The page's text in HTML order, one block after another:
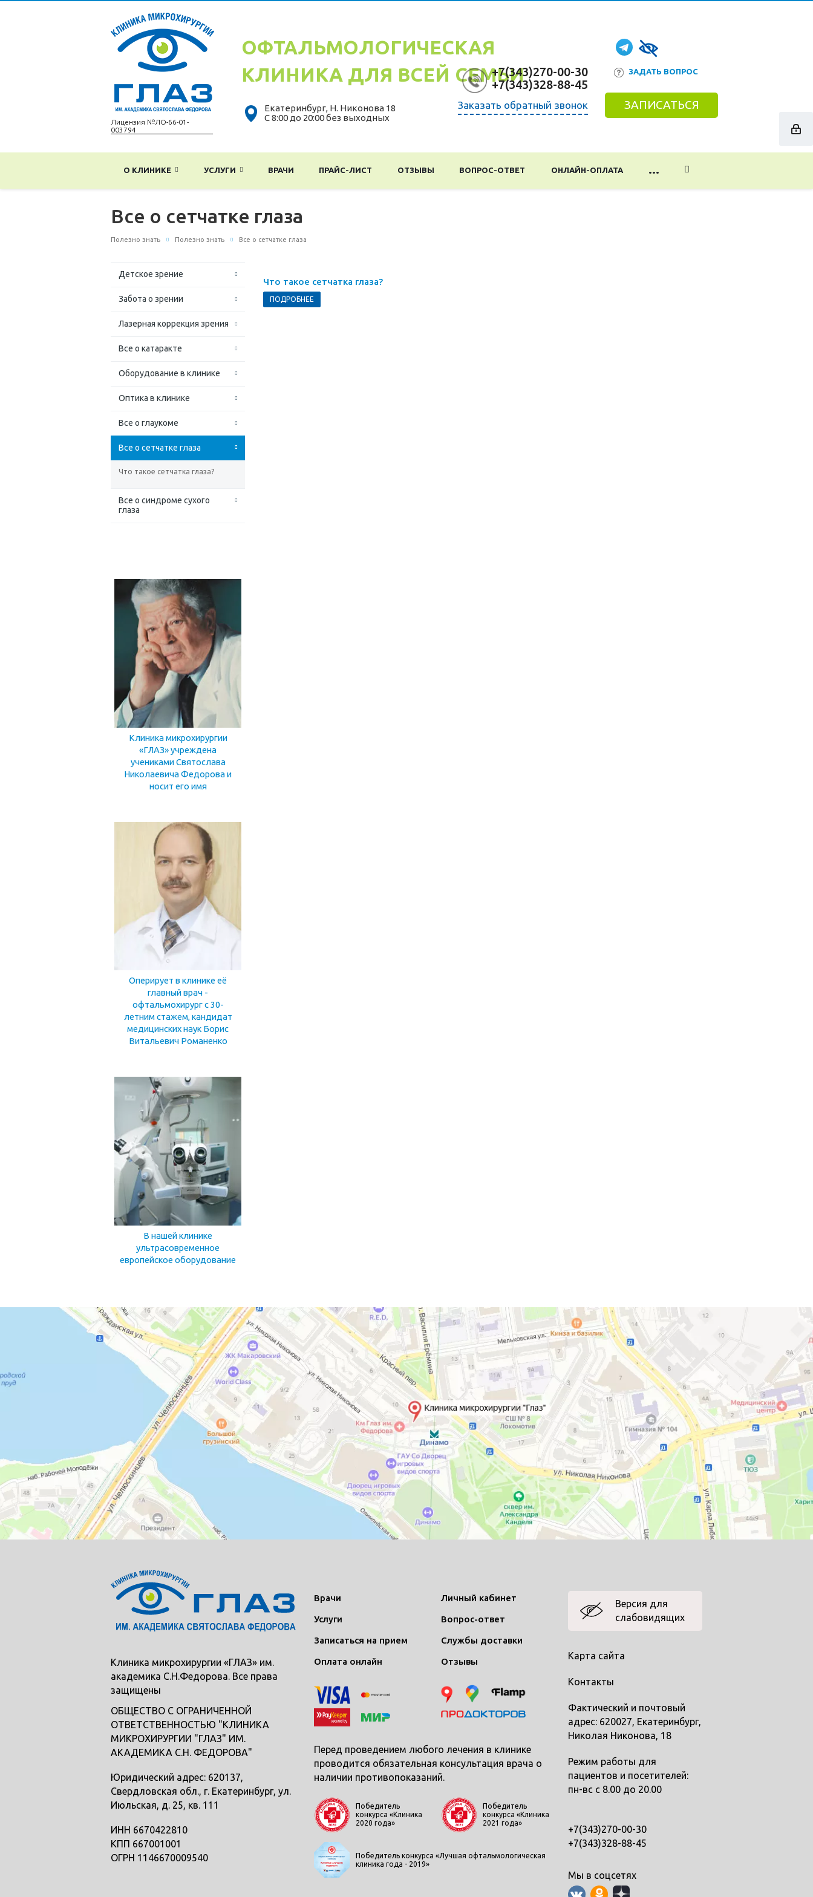
Лицензия №ЛО-66-01-
003794
ОФТАЛЬМОЛОГИЧЕСКАЯ
КЛИНИКА ДЛЯ ВСЕЙ СЕМЬИ
Екатеринбург, Н. Никонова 18
С 8:00 до 20:00 без выходных
+7(343)270-00-30
+7(343)328-88-45
Заказать обратный звонок
ЗАДАТЬ ВОПРОС
ЗАПИСАТЬСЯ
О КЛИНИКЕ УСЛУГИ ВРАЧИ ПРАЙС-ЛИСТ ОТЗЫВЫ ВОПРОС-ОТВЕТ ОНЛАЙН-ОПЛАТА ...
Все о сетчатке глаза
Полезно знать Полезно знать Все о сетчатке глаза
Детское зрение
Забота о зрении
Лазерная коррекция зрения
Все о катаракте
Оборудование в клинике
Оптика в клинике
Все о глаукоме
Все о сетчатке глаза
Что такое сетчатка глаза?
Все о синдроме сухого
глаза
Клиника микрохирургии
«ГЛАЗ» учреждена
учениками Святослава
Николаевича Федорова и
носит его имя
Оперирует в клинике её
главный врач -
офтальмохирург с 30-
летним стажем, кандидат
медицинских наук Борис
Витальевич Романенко
В нашей клинике
ультрасовременное
европейское оборудование
Что такое сетчатка глаза?
ПОДРОБНЕЕ
Клиника микрохирургии «ГЛАЗ» им.
академика С.Н.Федорова. Все права
защищены
ОБЩЕСТВО С ОГРАНИЧЕННОЙ
ОТВЕТСТВЕННОСТЬЮ "КЛИНИКА
МИКРОХИРУРГИИ "ГЛАЗ" ИМ.
АКАДЕМИКА С.Н. ФЕДОРОВА"
Юридический адрес: 620137,
Свердловская обл., г. Екатеринбург, ул.
Июльская, д. 25, кв. 111
ИНН 6670422810
КПП 667001001
ОГРН 1146670009540
Врачи
Услуги
Записаться на прием
Оплата онлайн
Личный кабинет
Вопрос-ответ
Службы доставки
Отзывы
Перед проведением любого лечения в клинике
проводится обязательная консультация врача о
наличии противопоказаний.
Победитель
конкурса «Клиника
2020 года»
Победитель
конкурса «Клиника
2021 года»
Победитель конкурса «Лучшая офтальмологическая
клиника года - 2019»
Версия для
слабовидящих
Карта сайта
Контакты
Фактический и почтовый
адрес: 620027, Екатеринбург,
Николая Никонова, 18
Режим работы для
пациентов и посетителей:
пн-вс с 8.00 до 20.00
+7(343)270-00-30
+7(343)328-88-45
Мы в соцсетях